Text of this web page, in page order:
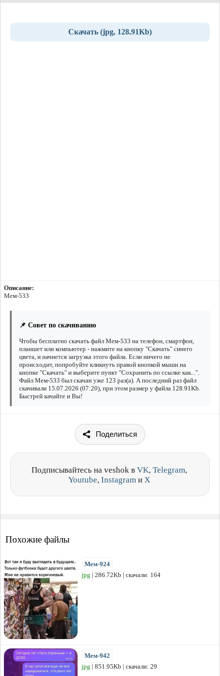
Скачать (jpg, 128.91Kb)
Описание:
Мем-533
📌 Совет по скачиванию
Чтобы бесплатно скачать файл Мем-533 на телефон, смартфон,
планшет или компьютер - нажмите на кнопку "Скачать" синего
цвета, и начнется загрузка этого файла. Если ничего не
происходит, попробуйте кликнуть правой кнопкой мыши на
кнопке "Скачать" и выберите пункт "Сохранить по ссылке как...".
Файл Мем-533 был скачан уже 123 раз(а). А последний раз файл
скачивали 15.07.2026 (07:20), при этом размер у файла 128.91Kb.
Быстрей качайте и Вы!
Поделиться
Подписывайтесь на veshok в VK, Telegram,
Youtube, Instagram и X
Похожие файлы
Мем-924
jpg | 286.72Kb | скачали: 164
Мем-942
jpg | 851.95Kb | скачали: 29